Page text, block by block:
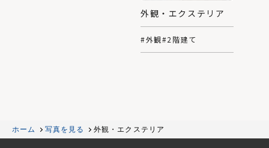
外観・エクステリア
#外観#2階建て
ホーム 写真を見る 外観・エクステリア